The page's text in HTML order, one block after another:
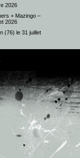
2026
+ Mazingo –
2026
(76) le 31 juillet